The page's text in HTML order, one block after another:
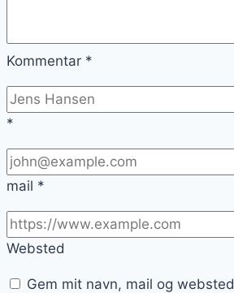
Kommentar *
*
mail *
Websted
Gem mit navn, mail og